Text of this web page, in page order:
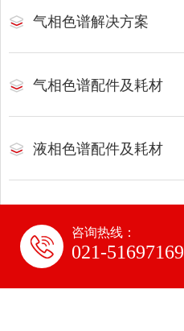
气相色谱解决方案
气相色谱配件及耗材
液相色谱配件及耗材
咨询热线：
021-51697169